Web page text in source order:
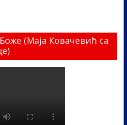
(Маја Ковачевић са